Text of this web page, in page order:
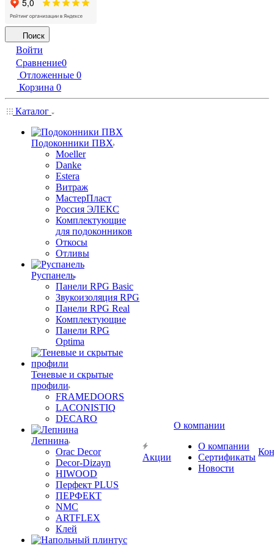
Поиск
Войти
Сравнение0
Отложенные 0
Корзина 0
Каталог
Подоконники ПВХ
Moeller
Danke
Estera
Витраж
МастерПласт
Россия ЭЛЕКС
Комплектующие
для подоконников
Откосы
Отливы
Руспанель
Панели RPG Basic
Звукоизоляция RPG
Панели RPG Real
Комплектующие
Панели RPG
Optima
Теневые и скрытые
профили
FRAMEDOORS
LACONISTIQ
DECARO
Лепнина
Orac Decor
Decor-Dizayn
HIWOOD
Перфект PLUS
ПЕРФЕКТ
NMC
ARTFLEX
Клей
Акции
О компании
О компании
Сертификаты
Новости